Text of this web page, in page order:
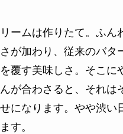
ームは作りたて。ふん
が加わり、従来のバタ
覆す美味しさ。そこに
が合わさると、それは
になります。やや渋い
す。